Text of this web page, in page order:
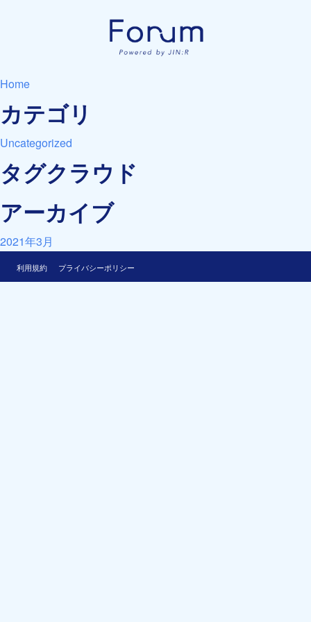
Home
カテゴリ
Uncategorized
タグクラウド
アーカイブ
2021年3月
利用規約 プライバシーポリシー